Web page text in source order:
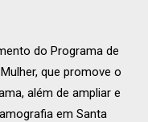
do Programa de
que promove o
além de ampliar e
em Santa